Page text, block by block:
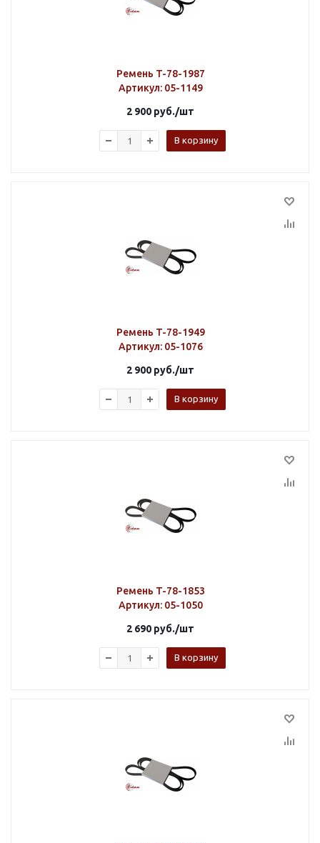
Ремень T-78-1987
Артикул: 05-1149
2 900 руб./шт
В корзину
Ремень T-78-1949
Артикул: 05-1076
2 900 руб./шт
В корзину
Ремень T-78-1853
Артикул: 05-1050
2 690 руб./шт
В корзину